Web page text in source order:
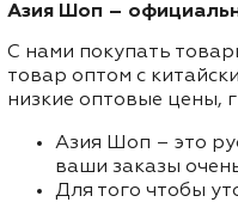
Азия Шоп –
С нами покупать
товар оптом с
низкие оптовые цены,
Азия Шоп – это
ваши заказы
Для того чтобы